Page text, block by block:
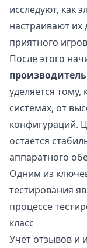
исследуют, как
настраивают их
приятного
После этого
уделяется тому,
системах, от
конфигураций.
остается
аппаратного
Одним из
тестирования
процессе
класс
Учёт отзывов и